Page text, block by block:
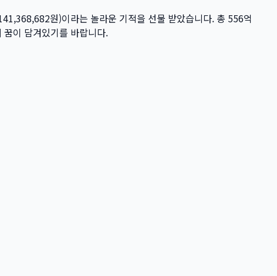
원)이라는 놀라운 기적을 선물 받았습니다. 총 556억
꿈이 담겨있기를 바랍니다.